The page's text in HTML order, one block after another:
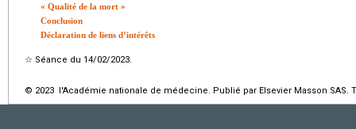
« Qualité de la mort »
Conclusion
Déclaration de liens d’intérêts
☆ Séance du 14/02/2023.
© 2023 l'Académie nationale de médecine. Publié par Elsevier Masson SAS.